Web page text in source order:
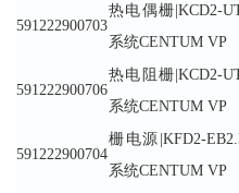
591222900703
热电偶栅|KCD2-
系统CENTUM VP
591222900706
热电阻栅|KCD2-
系统CENTUM VP
591222900704
栅电源|KFD2-
系统CENTUM VP